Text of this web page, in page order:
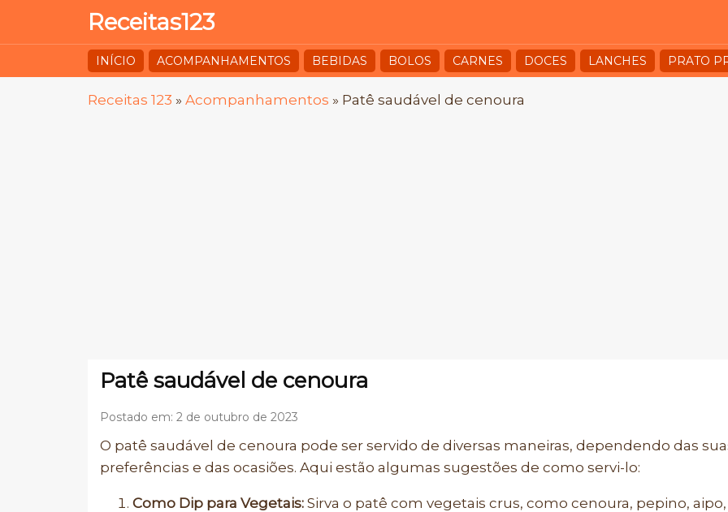
Receitas123
INÍCIO ACOMPANHAMENTOS BEBIDAS BOLOS CARNES DOCES LANCHES PRATO
Receitas 123 » Acompanhamentos » Patê saudável de cenoura
Patê saudável de cenoura
Postado em: 2 de outubro de 2023
O patê saudável de cenoura pode ser servido de diversas maneiras, dependendo das
preferências e das ocasiões. Aqui estão algumas sugestões de como servi-lo:
Como Dip para Vegetais: Sirva o patê com vegetais crus, como cenoura, pepino, aipo,